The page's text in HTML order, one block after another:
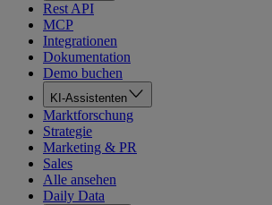
Rest API
MCP
Integrationen
Dokumentation
Demo buchen
KI-Assistenten
Marktforschung
Strategie
Marketing & PR
Sales
Alle ansehen
Daily Data